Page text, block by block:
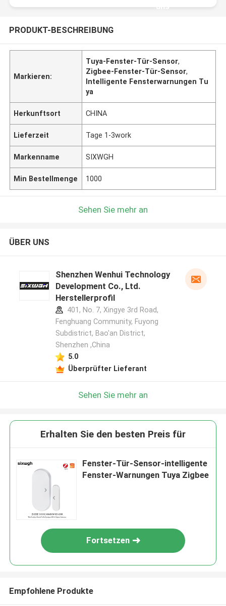
uns
PRODUKT-BESCHREIBUNG
Markieren:
Tuya-Fenster-Tür-Sensor,
Zigbee-Fenster-Tür-Sensor,
Intelligente Fensterwarnungen Tu
ya
Herkunftsort CHINA
Lieferzeit Tage 1-3work
Markenname SIXWGH
Min Bestellmenge 1000
Sehen Sie mehr an
ÜBER UNS
Shenzhen Wenhui Technology
Development Co., Ltd.
Herstellerprofil
401, No. 7, Xingye 3rd Road,
Fenghuang Community, Fuyong
Subdistrict, Bao'an District,
Shenzhen ,China
5.0
Überprüfter Lieferant
Sehen Sie mehr an
Erhalten Sie den besten Preis für
Fenster-Tür-Sensor-intelligente
Fenster-Warnungen Tuya Zigbee
Fortsetzen
Empfohlene Produkte